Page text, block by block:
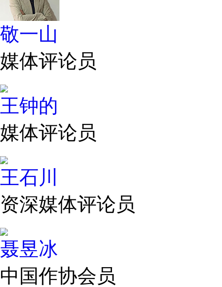
敬一山
媒体评论员
王钟的
媒体评论员
王石川
资深媒体评论员
聂昱冰
中国作协会员